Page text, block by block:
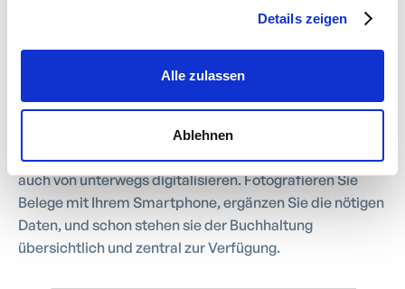
Details zeigen
Alle zulassen
Ablehnen
Belege von unterwegs
abfotografieren und
einreichen
Ausgaben im Griff: Mit work4all können Sie Ausgaben
auch von unterwegs digitalisieren. Fotografieren Sie
Belege mit Ihrem Smartphone, ergänzen Sie die nötigen
Daten, und schon stehen sie der Buchhaltung
übersichtlich und zentral zur Verfügung.